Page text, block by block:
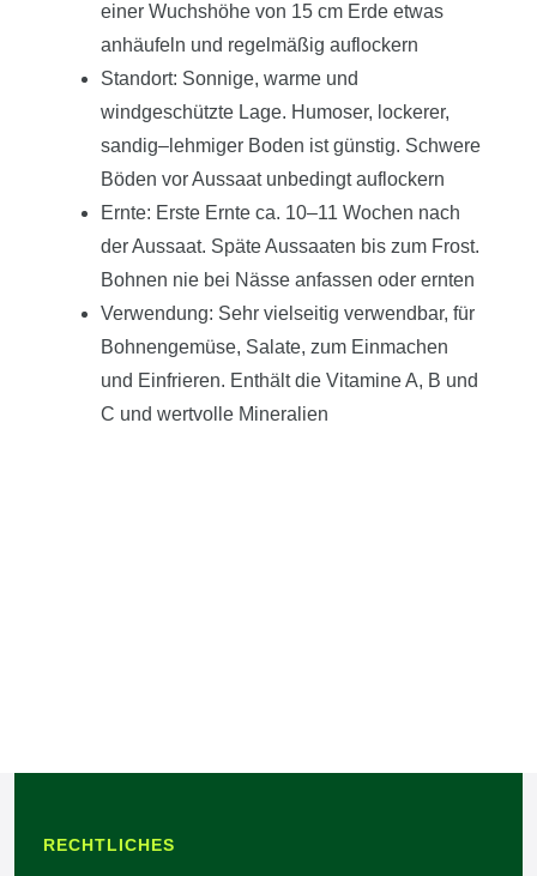
einer Wuchshöhe von 15 cm Erde etwas
anhäufeln und regelmäßig auflockern
Standort: Sonnige, warme und
windgeschützte Lage. Humoser, lockerer,
sandig–lehmiger Boden ist günstig. Schwere
Böden vor Aussaat unbedingt auflockern
Ernte: Erste Ernte ca. 10–11 Wochen nach
der Aussaat. Späte Aussaaten bis zum Frost.
Bohnen nie bei Nässe anfassen oder ernten
Verwendung: Sehr vielseitig verwendbar, für
Bohnengemüse, Salate, zum Einmachen
und Einfrieren. Enthält die Vitamine A, B und
C und wertvolle Mineralien
RECHTLICHES